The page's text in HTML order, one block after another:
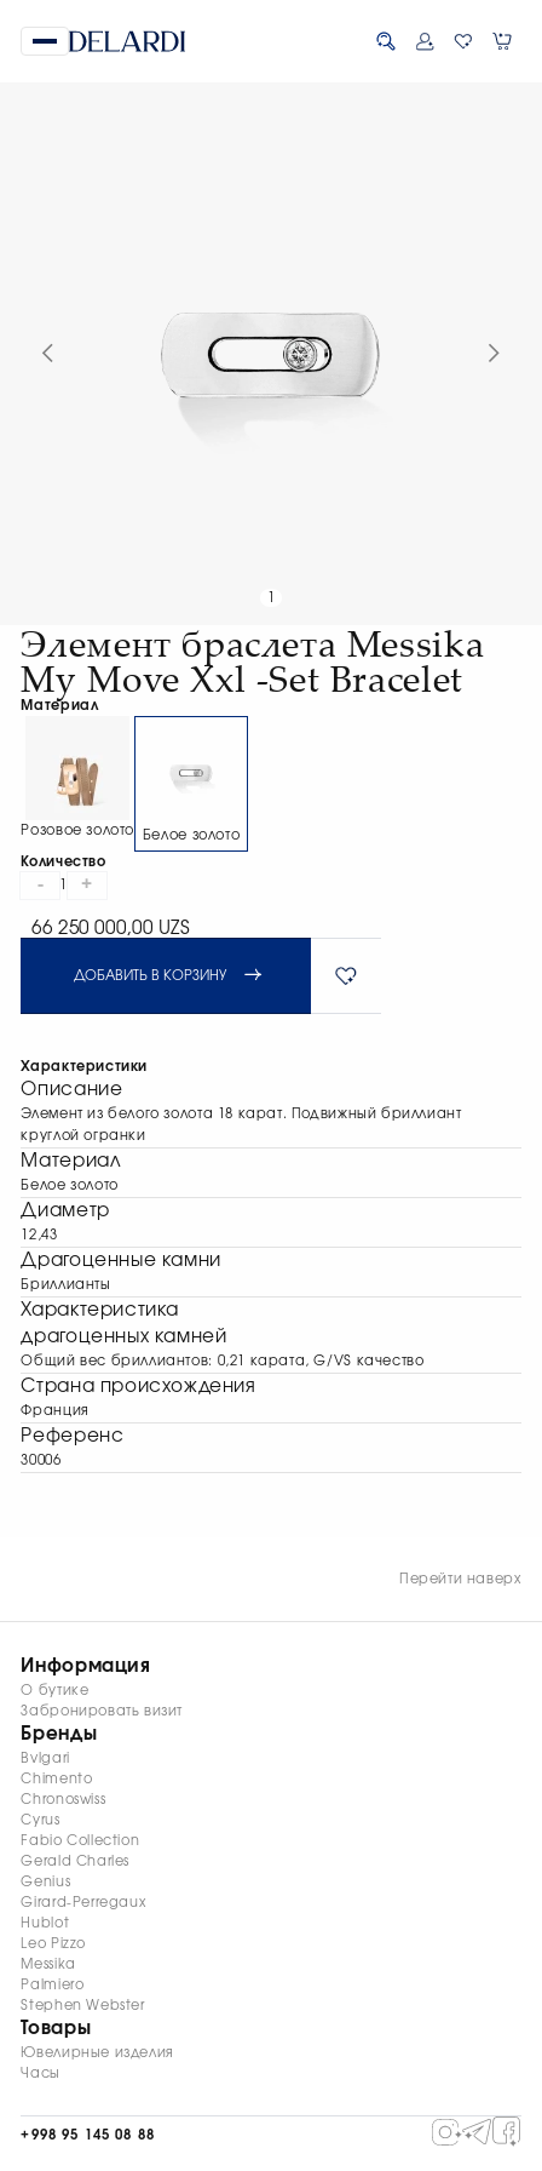
Элемент браслета Messika
My Move Xxl -Set Bracelet
Материал
Розовое золото
Белое золото
Количество
- +
66 250 000,00 UZS
ДОБАВИТЬ В КОРЗИНУ
Характеристики
Описание
Элемент из белого золота 18 карат. Подвижный бриллиант
круглой огранки
Материал
Белое золото
Диаметр
12,43
Драгоценные камни
Бриллианты
Характеристика
драгоценных камней
Общий вес бриллиантов: 0,21 карата, G/VS качество
Страна происхождения
Франция
Референс
30006
Перейти наверх
Информация
О бутике
Забронировать визит
Бренды
Bvlgari
Chimento
Chronoswiss
Cyrus
Fabio Collection
Gerald Charles
Genius
Girard-Perregaux
Hublot
Leo Pizzo
Messika
Palmiero
Stephen Webster
Товары
Ювелирные изделия
Часы
+998 95 145 08 88